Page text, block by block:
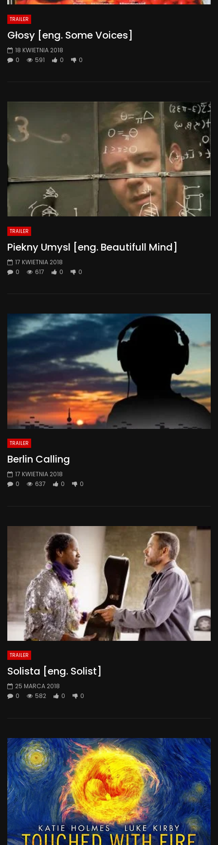
TRAILER
Głosy [eng. Some Voices]
18 KWIETNIA 2018
0
591 0 0
TRAILER
Piekny Umysl [eng. Beautifull Mind]
17 KWIETNIA 2018
0
617 0 0
TRAILER
Berlin Calling
17 KWIETNIA 2018
0
637 0 0
TRAILER
Solista [eng. Solist]
25 MARCA 2018
0
582 0 0